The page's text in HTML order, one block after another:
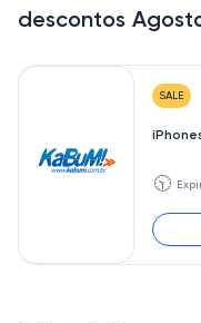
descontos
SALE
🕥